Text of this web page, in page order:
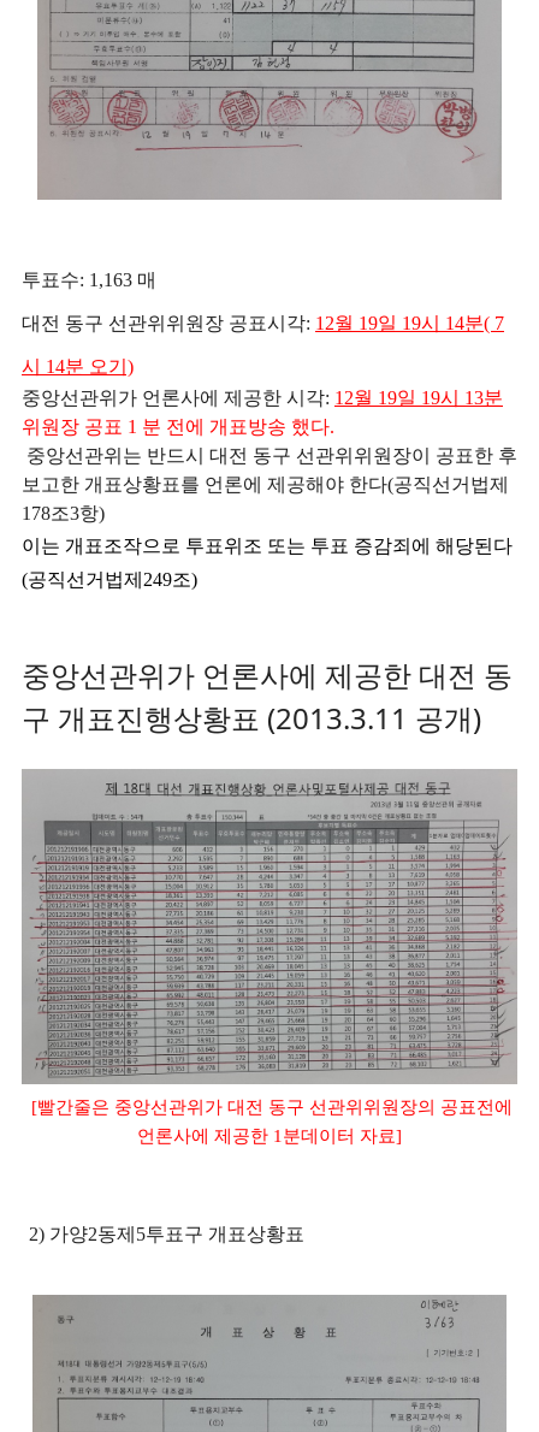
투표수: 1,163 매
대전 동구 선관위위원장 공표시각: 12월 19일 19시 14분( 7
시 14분 오기)
중앙선관위가 언론사에 제공한 시각: 12월 19일 19시 13분
위원장 공표 1 분 전에 개표방송 했다.
중앙선관위는 반드시 대전 동구 선관위위원장이 공표한 후
보고한 개표상황표를 언론에 제공해야 한다(공직선거법제
178조3항)
이는 개표조작으로 투표위조 또는 투표 증감죄에 해당된다
(공직선거법제249조)
중앙선관위가 언론사에 제공한 대전 동
구 개표진행상황표 (2013.3.11 공개)
[빨간줄은 중앙선관위가 대전 동구 선관위위원장의 공표전에
언론사에 제공한 1분데이터 자료]
2) 가양2동제5투표구 개표상황표